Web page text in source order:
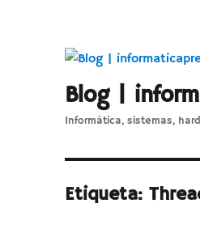
Blog |
Informática, sistemas,
Etiqueta: